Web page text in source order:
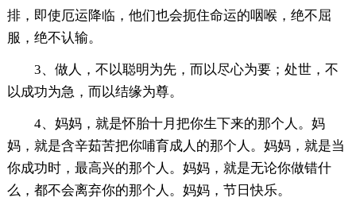
排，即使厄运降临，他们也会扼住命运的咽喉，绝不屈
服，绝不认输。
3、做人，不以聪明为先，而以尽心为要；处世，不
以成功为急，而以结缘为尊。
4、妈妈，就是怀胎十月把你生下来的那个人。妈
妈，就是含辛茹苦把你哺育成人的那个人。妈妈，就是当
你成功时，最高兴的那个人。妈妈，就是无论你做错什
么，都不会离弃你的那个人。妈妈，节日快乐。